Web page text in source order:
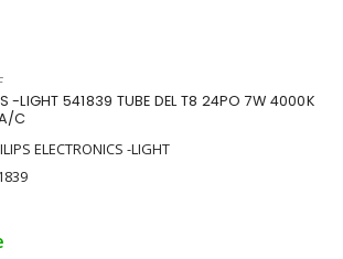
-LIGHT 541839 TUBE DEL T8 24PO 7W 4000K
C
ELECTRONICS -LIGHT